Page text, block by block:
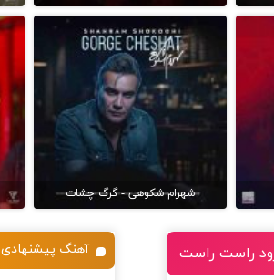
شهرام شکوهی - گرگ چشات
زود راست راست آهنگ پیشنهادی